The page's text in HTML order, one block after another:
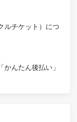
ルチケット）につ
んたん後払い」